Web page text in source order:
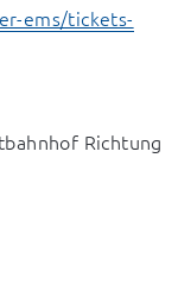
ems/tickets-
Richtung